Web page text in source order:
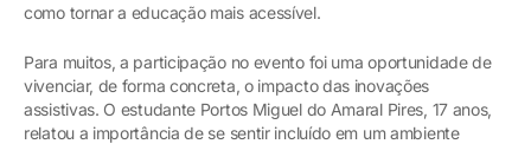
como tornar a educação mais acessível.
Para muitos, a participação no evento foi uma oportunidade de
vivenciar, de forma concreta, o impacto das inovações
assistivas. O estudante Portos Miguel do Amaral Pires, 17 anos,
relatou a importância de se sentir incluído em um ambiente